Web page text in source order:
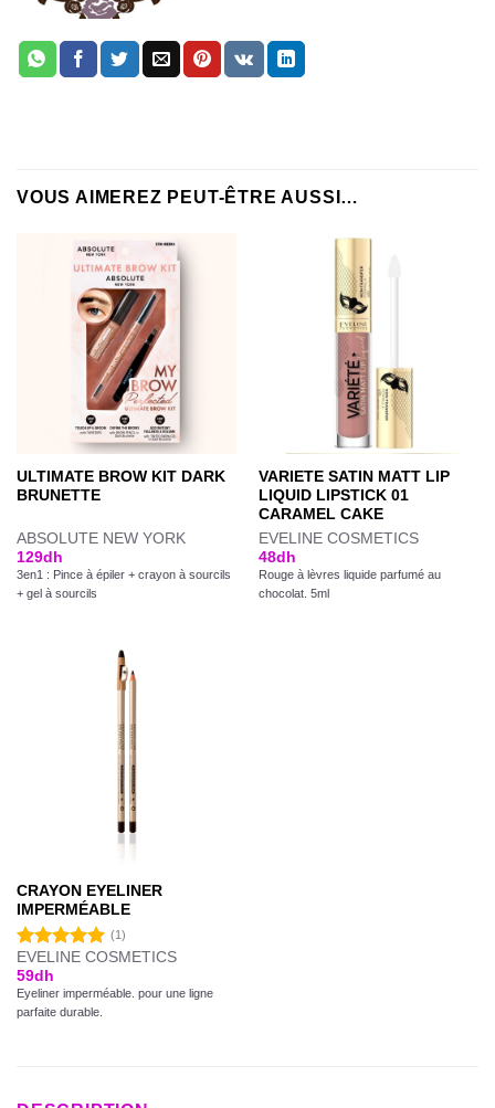
VOUS AIMEREZ PEUT-ÊTRE AUSSI…
ULTIMATE BROW KIT DARK
BRUNETTE
ABSOLUTE NEW YORK
129dh
3en1 : Pince à épiler + crayon à sourcils
+ gel à sourcils
VARIETE SATIN MATT LIP
LIQUID LIPSTICK 01
CARAMEL CAKE
EVELINE COSMETICS
48dh
Rouge à lèvres liquide parfumé au
chocolat. 5ml
CRAYON EYELINER
IMPERMÉABLE
Note5.00
sur 5
(1)
EVELINE COSMETICS
59dh
Eyeliner imperméable. pour une ligne
parfaite durable.